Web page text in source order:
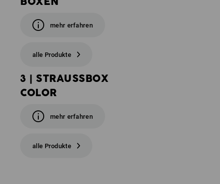
mehr erfahren
alle Produkte
3 | STRAUSSBOX
COLOR
mehr erfahren
alle Produkte